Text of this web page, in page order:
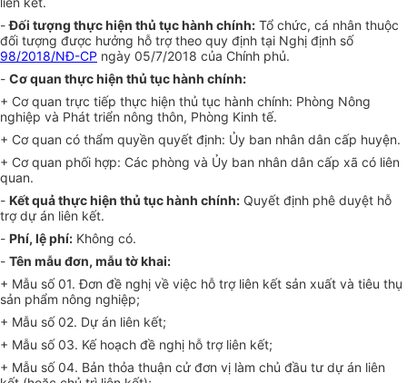
-Đối tượng thực hiện thủ tục hành chính: Tổ chức, cá nhân thuộc
đối tượng được hưởng hỗ trợ theo quy định tại Nghị định số
98/2018/NĐ-CP ngày 05/7/2018 của Chính phủ.
- Cơ quan thực hiện thủ tục hành chính:
+ Cơ quan trực tiếp thực hiện thủ tục hành chính: Phòng Nông
nghiệp và Phát triển nông thôn, Phòng Kinh tế.
+ Cơ quan có thẩm quyền quyết định: Ủy ban nhân dân cấp huyện.
+ Cơ quan phối hợp: Các phòng và Ủy ban nhân dân cấp xã có liên
quan.
- Kết quả thực hiện thủ tục hành chính: Quyết định phê duyệt hỗ
trợ dự án liên kết.
- Phí, lệ phí: Không có.
- Tên mẫu đơn, mẫu tờ khai:
+ Mẫu số 01. Đơn đề nghị về việc hỗ trợ liên kết sản xuất và tiêu thụ
sản phẩm nông nghiệp;
+ Mẫu số 02. Dự án liên kết;
+ Mẫu số 03. Kế hoạch đề nghị hỗ trợ liên kết;
+ Mẫu số 04. Bản thỏa thuận cử đơn vị làm chủ đầu tư dự án liên